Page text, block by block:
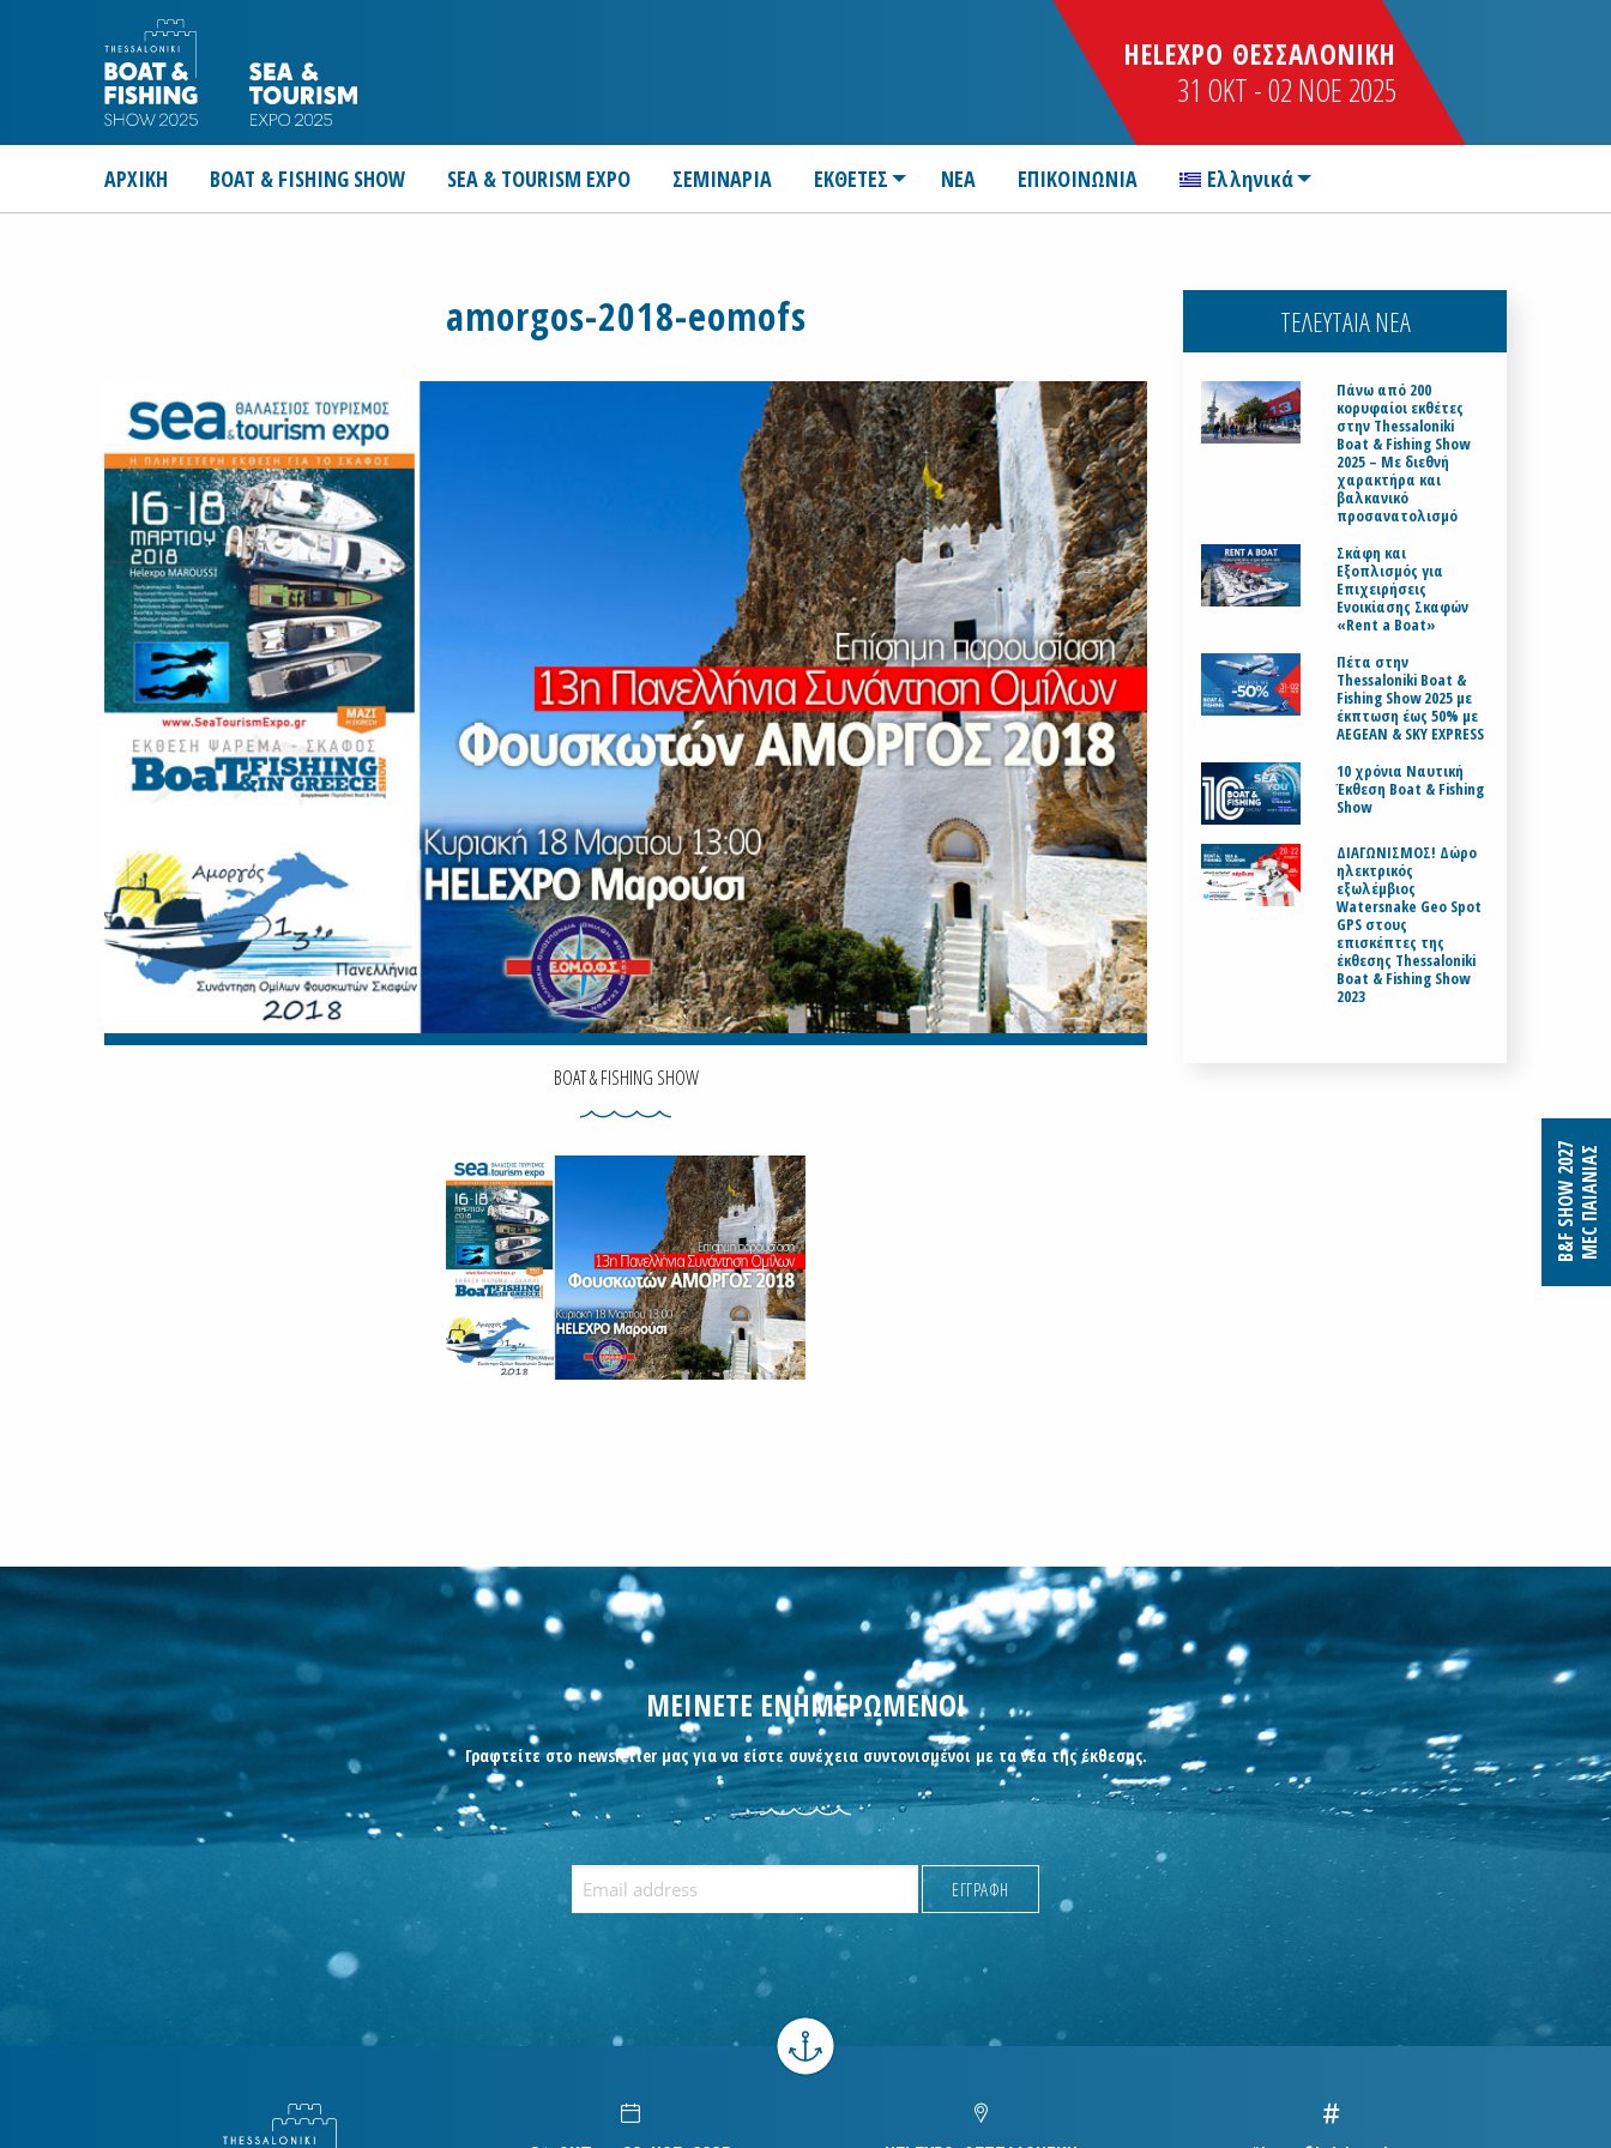
HELEXPO ΘΕΣΣΑΛΟΝΙΚΗ
31 OKT - 02 NOE 2025
ΑΡΧΙΚΗ BOAT & FISHING SHOW SEA & TOURISM EXPO ΣΕΜΙΝΑΡΙΑ ΕΚΘΕΤΕΣ ΝΕΑ ΕΠΙΚΟΙΝΩΝΙΑ Ελληνικά
amorgos-2018-eomofs
BOAT & FISHING SHOW
ΤΕΛΕΥΤΑΙΑ ΝΕΑ
Πάνω από 200
κορυφαίοι εκθέτες
στην Thessaloniki
Boat & Fishing Show
2025 – Με διεθνή
χαρακτήρα και
βαλκανικό
προσανατολισμό
Σκάφη και
Εξοπλισμός για
Επιχειρήσεις
Ενοικίασης Σκαφών
«Rent a Boat»
Πέτα στην
Thessaloniki Boat &
Fishing Show 2025 με
έκπτωση έως 50% με
AEGEAN & SKY EXPRESS
10 χρόνια Ναυτική
Έκθεση Boat & Fishing
Show
ΔΙΑΓΩΝΙΣΜΟΣ! Δώρο
ηλεκτρικός
εξωλέμβιος
Watersnake Geo Spot
GPS στους
επισκέπτες της
έκθεσης Thessaloniki
Boat & Fishing Show
2023
B&F SHOW 2027MEC ΠΑΙΑΝΙΑΣ
ΜΕΙΝΕΤΕ ΕΝΗΜΕΡΩΜΕΝΟΙ
Γραφτείτε στο newsletter μας για να είστε συνέχεια συντονισμένοι με τα νέα της έκθεσης.